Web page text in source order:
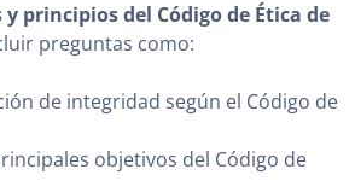
principios del Código de Ética de
preguntas como:
de integridad según el Código de
objetivos del Código de